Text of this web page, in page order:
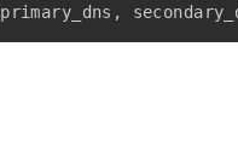
primary_dns ,